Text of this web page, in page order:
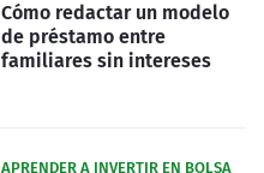
Cómo redactar un modelo
de préstamo entre
familiares sin intereses
APRENDER A INVERTIR EN BOLSA